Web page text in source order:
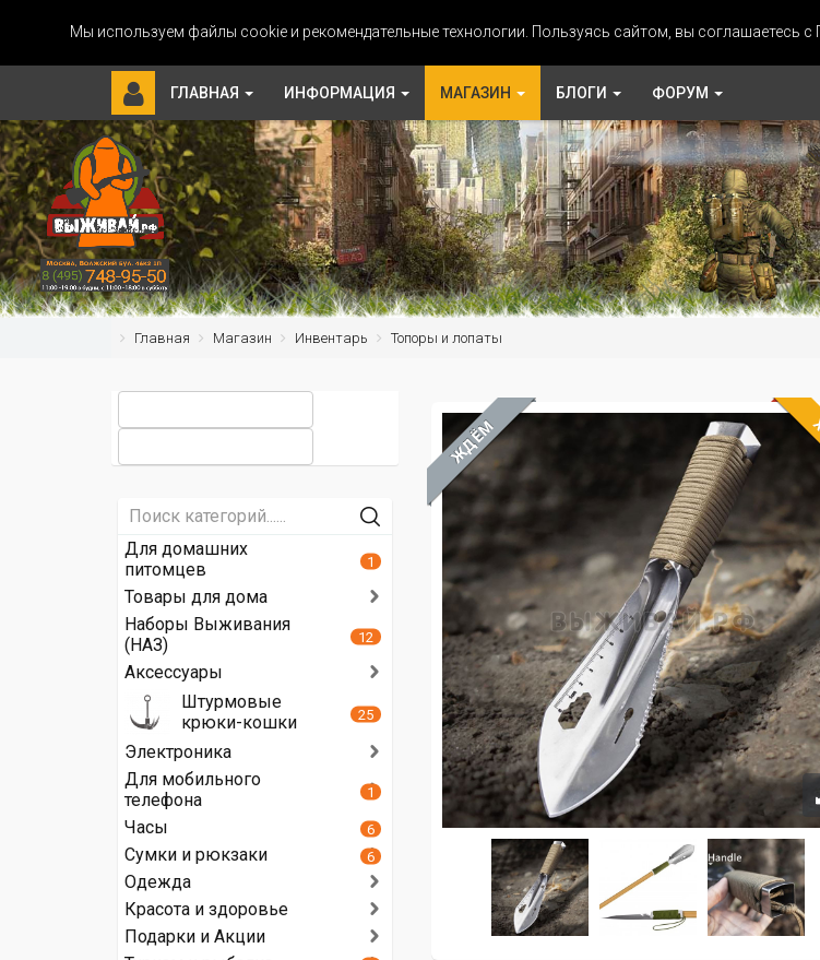
Мы используем файлы cookie и рекомендательные технологии. Пользуясь сайтом, вы соглашаетесь
ГЛАВНАЯ ИНФОРМАЦИЯ МАГАЗИН БЛОГИ ФОРУМ
Главная Магазин Инвентарь Топоры и лопаты
ЖДЁМ
Для домашних
питомцев
1
Товары для дома
Наборы Выживания
(НАЗ)
12
Аксессуары
Штурмовые
крюки-кошки
25
Электроника
Для мобильного
телефона
1
Часы 6
Сумки и рюкзаки 6
Одежда
Красота и здоровье
Подарки и Акции